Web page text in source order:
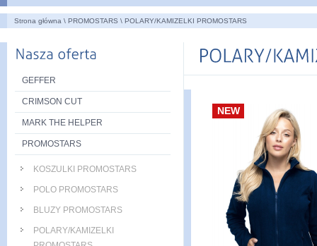
Strona główna \ PROMOSTARS \ POLARY/KAMIZELKI PROMOSTARS
NEW
GEFFER
CRIMSON CUT
MARK THE HELPER
PROMOSTARS
KOSZULKI PROMOSTARS
POLO PROMOSTARS
BLUZY PROMOSTARS
POLARY/KAMIZELKI